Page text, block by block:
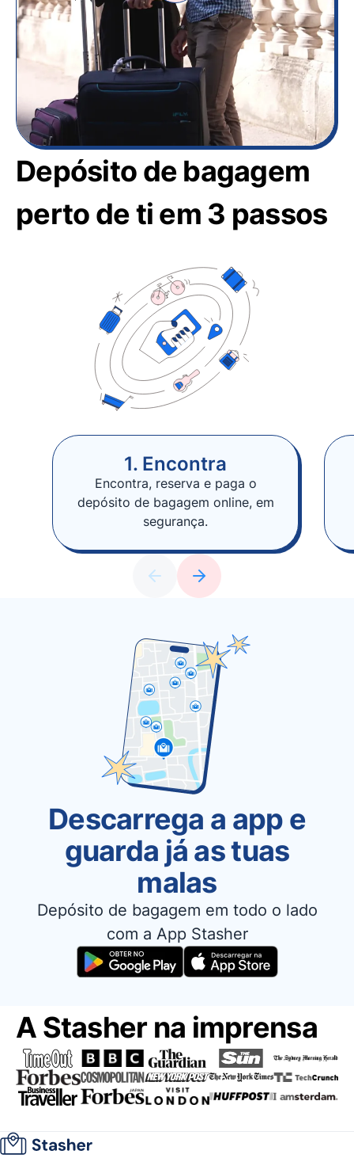
Depósito de bagagem
perto de ti em 3 passos
1. Encontra
Encontra, reserva e paga o
depósito de bagagem online, em
segurança.
Descarrega a app e
guarda já as tuas
malas
Depósito de bagagem em todo o lado
com a App Stasher
A Stasher na imprensa